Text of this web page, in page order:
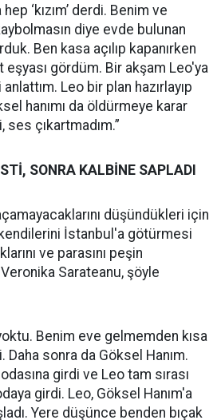
‘kızım’ derdi. Benim ve
diye evde bulunan
Ben kasa açılıp kapanırken
gördüm. Bir akşam Leo'ya
Leo bir plan hazırlayıp
hanımı da öldürmeye karar
çıkartmadım.”
SONRA KALBİNE SAPLADI
düşündükleri için
İstanbul'a götürmesi
ve parasını peşin
Sarateanu, şöyle
Benim eve gelmemden kısa
sonra da Göksel Hanım.
girdi ve Leo tam sırası
girdi. Leo, Göksel Hanım'a
Yere düşünce benden bıçak